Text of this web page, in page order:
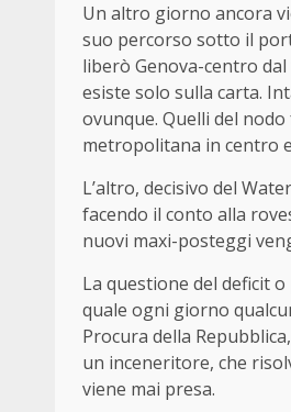
Un altro giorno ancora
suo percorso sotto il
liberò Genova-centro
esiste solo sulla carta.
ovunque. Quelli del
metropolitana in centro
L’altro, decisivo del
facendo il conto alla
nuovi maxi-posteggi
La questione del deficit
quale ogni giorno
Procura della
un inceneritore, che
viene mai presa.